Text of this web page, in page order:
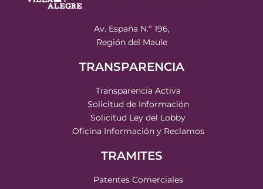
Av. España N.º 196,
Región del Maule
TRANSPARENCIA
Transparencia Activa
Solicitud de Información
Solicitud Ley del Lobby
Oficina Información y Reclamos
TRAMITES
Patentes Comerciales